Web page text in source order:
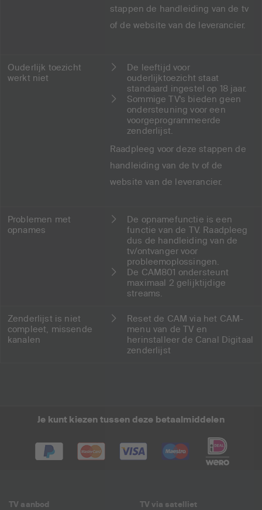
stappen de handleiding van de tv
of de website van de leverancier.
Ouderlijk toezicht
werkt niet
De leeftijd voor
ouderlijktoezicht staat
standaard ingestel op 18 jaar.
Sommige TV's bieden geen
ondersteuning voor een
voorgeprogrammeerde
zenderlijst.
Raadpleeg voor deze stappen de
handleiding van de tv of de
website van de leverancier.
Problemen met
opnames
De opnamefunctie is een
functie van de TV. Raadpleeg
dus de handleiding van de
tv/ontvanger voor
probleemoplossingen.
De CAM801 ondersteunt
maximaal 2 gelijktijdige
streams.
Zenderlijst is niet
compleet, missende
kanalen
Reset de CAM via het CAM-
menu van de TV en
herinstalleer de Canal Digitaal
zenderlijst
Je kunt kiezen tussen deze betaalmiddelen
TV aanbod TV via satelliet